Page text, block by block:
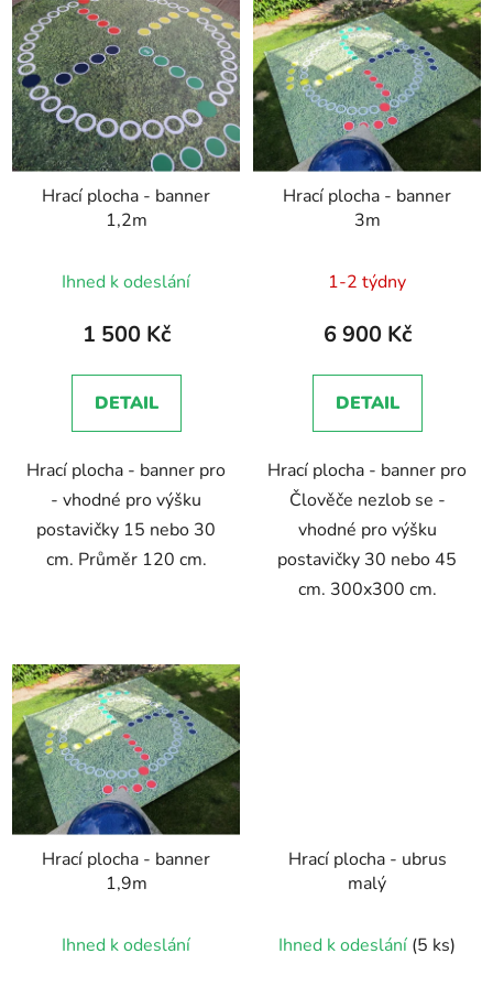
Hrací plocha - banner
1,2m
hodnocení
produktu
3,5
z
hvězdiček.
Ihned k odeslání
1 500 Kč
DETAIL
Hrací plocha - banner pro
- vhodné pro výšku
postavičky 15 nebo 30
cm. Průměr 120 cm.
Hrací plocha - banner
3m
1-2 týdny
6 900 Kč
DETAIL
Hrací plocha - banner pro
Člověče nezlob se -
vhodné pro výšku
postavičky 30 nebo 45
cm. 300x300 cm.
Hrací plocha - banner
1,9m
Ihned k odeslání
Hrací plocha - ubrus
malý
Ihned k odeslání (5 ks)